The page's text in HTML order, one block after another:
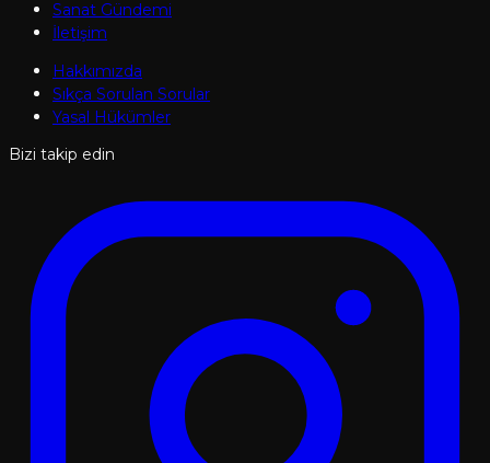
Sanat Gündemi
İletişim
Hakkımızda
Sıkça Sorulan Sorular
Yasal Hükümler
Bizi takip edin